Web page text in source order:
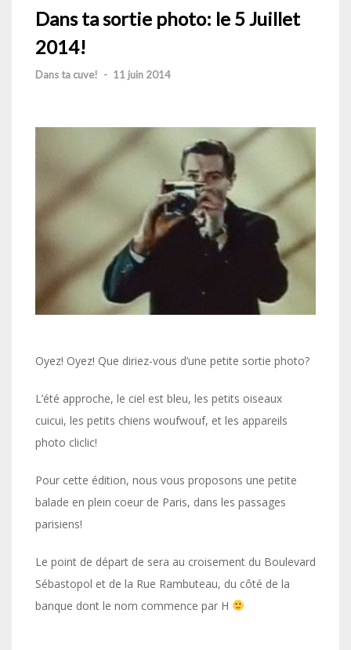
Dans ta sortie photo: le 5 Juillet
2014!
Dans ta cuve! - 11 juin 2014
Oyez! Oyez! Que diriez-vous d’une petite sortie photo?
L’été approche, le ciel est bleu, les petits oiseaux
cuicui, les petits chiens woufwouf, et les appareils
photo cliclic!
Pour cette édition, nous vous proposons une petite
balade en plein coeur de Paris, dans les passages
parisiens!
Le point de départ de sera au croisement du Boulevard
Sébastopol et de la Rue Rambuteau, du côté de la
banque dont le nom commence par H